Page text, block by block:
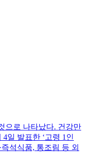
으로 나타났다. 건강만
일 발표한 ‘고령 1인
석식품, 통조림 등 외